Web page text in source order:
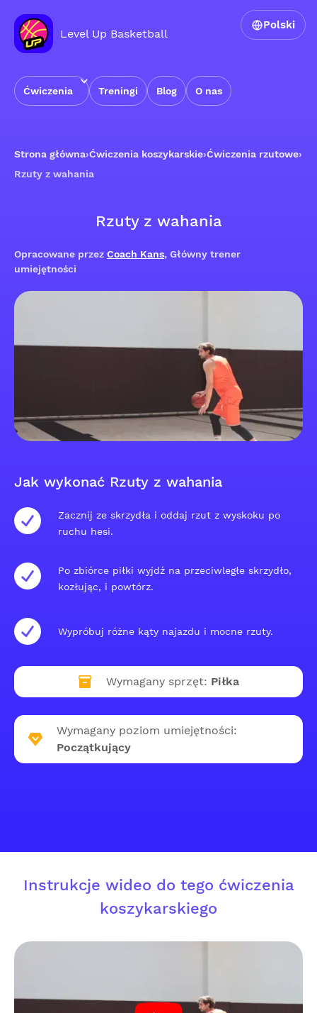
Level Up Basketball
Ćwiczenia Treningi Blog O nas
Polski
Strona główna›Ćwiczenia koszykarskie›Ćwiczenia rzutowe›
Rzuty z wahania
Rzuty z wahania
Opracowane przez Coach Kans, Główny trener
umiejętności
Jak wykonać Rzuty z wahania
Zacznij ze skrzydła i oddaj rzut z wyskoku po
ruchu hesi.
Po zbiórce piłki wyjdź na przeciwległe skrzydło,
kozłując, i powtórz.
Wypróbuj różne kąty najazdu i mocne rzuty.
Wymagany sprzęt: Piłka
Wymagany poziom umiejętności:
Początkujący
Instrukcje wideo do tego ćwiczenia
koszykarskiego